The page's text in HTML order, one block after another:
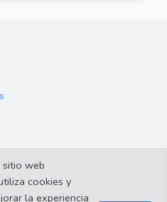
sitio web
cookies y
la experiencia